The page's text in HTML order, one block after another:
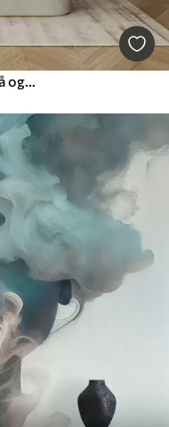
Fjellkjeder, akvarell vintage, rosa, blå og gul farge